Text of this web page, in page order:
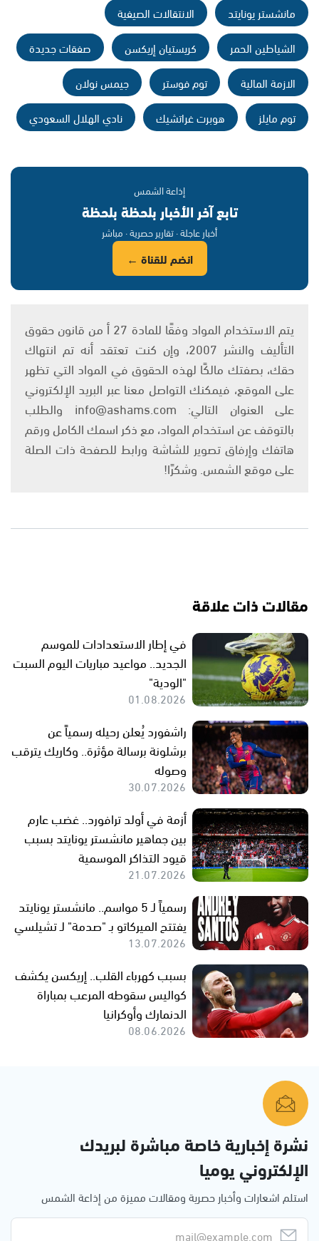
مانشستر يونايتد
الانتقالات الصيفية
الشياطين الحمر
كريستيان إريكسن
صفقات جديدة
الازمة المالية
توم فوستر
جيمس نولان
توم مايلز
هوبرت غراتشيك نادي الهلال السعودي
إذاعة الشمس
تابع آخر الأخبار بلحظة بلحظة
أخبار عاجلة · تقارير حصرية · مباشر
انضم للقناة ←
يتم الاستخدام المواد وفقًا للمادة 27 أ من قانون حقوق
التأليف والنشر 2007، وإن كنت تعتقد أنه تم انتهاك
حقك، بصفتك مالكًا لهذه الحقوق في المواد التي تظهر
على الموقع، فيمكنك التواصل معنا عبر البريد الإلكتروني
على العنوان التالي: info@ashams.com والطلب
بالتوقف عن استخدام المواد، مع ذكر اسمك الكامل ورقم
هاتفك وإرفاق تصوير للشاشة ورابط للصفحة ذات الصلة
على موقع الشمس. وشكرًا!
مقالات ذات علاقة
في إطار الاستعدادات للموسم
الجديد.. مواعيد مباريات اليوم السبت
"الودية"
01.08.2026
راشفورد يُعلن رحيله رسمياً عن
برشلونة برسالة مؤثرة.. وكاريك يترقب
وصوله
30.07.2026
أزمة في أولد ترافورد.. غضب عارم
بين جماهير مانشستر يونايتد بسبب
قيود التذاكر الموسمية
21.07.2026
رسمياً لـ 5 مواسم.. مانشستر يونايتد
يفتتح الميركاتو بـ "صدمة" لـ تشيلسي
13.07.2026
بسبب كهرباء القلب.. إريكسن يكشف
كواليس سقوطه المرعب بمباراة
الدنمارك وأوكرانيا
08.06.2026
نشرة إخبارية خاصة مباشرة لبريدك
الإلكتروني يوميا
استلم اشعارات وأخبار حصرية ومقالات مميزة من إذاعة الشمس